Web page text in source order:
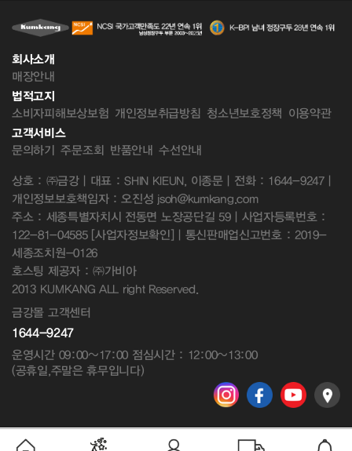
회사소개
매장안내
법적고지
소비자피해보상보험 개인정보취급방침 청소년보호정책 이용약관
고객서비스
문의하기 주문조회 반품안내 수선안내
상호 : ㈜금강 | 대표 : SHIN KIEUN, 이종문 | 전화 : 1644-9247 |
개인정보보호책임자 : 오진성 jsoh@kumkang.com
주소 : 세종특별자치시 전동면 노장공단길 59 | 사업자등록번호 :
122-81-04585 [사업자정보확인] | 통신판매업신고번호 : 2019-
세종조치원-0126
호스팅 제공자 : ㈜가비아
2013 KUMKANG ALL right Reserved.
금강몰 고객센터
1644-9247
운영시간 09:00~17:00 점심시간 : 12:00~13:00
(공휴일,주말은 휴무입니다)